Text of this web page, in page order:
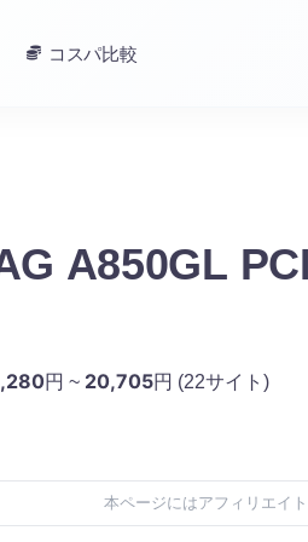
コスパ比較
A850GL
円 ~ 20,705円 (22サイト)
本ページにはアフィリエイ